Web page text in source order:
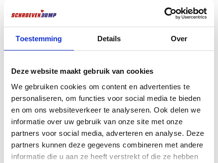
Toestemming Details Over
Deze website maakt gebruik van cookies
We gebruiken cookies om content en advertenties te
personaliseren, om functies voor social media te bieden
en om ons websiteverkeer te analyseren. Ook delen we
informatie over uw gebruik van onze site met onze
partners voor social media, adverteren en analyse. Deze
partners kunnen deze gegevens combineren met andere
informatie die u aan ze heeft verstrekt of die ze hebben
Compriband illbruck TP610
15/3-6mm antraciet 8m
8,99
Niet op voorraad
spaanplaatschroeven
deeldraad 4,5 x 50 TX-20
excl. BTW:€
Op voorraad